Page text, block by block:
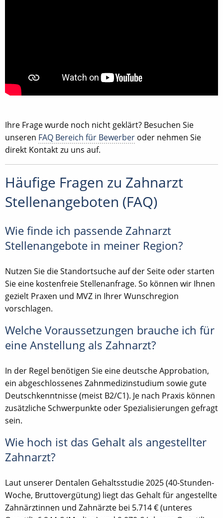
Ihre Frage wurde noch nicht geklärt? Besuchen Sie
unseren FAQ Bereich für Bewerber oder nehmen Sie
direkt Kontakt zu uns auf.
Häufige Fragen zu Zahnarzt
Stellenangeboten (FAQ)
Wie finde ich passende Zahnarzt
Stellenangebote in meiner Region?
Nutzen Sie die Standortsuche auf der Seite oder starten
Sie eine kostenfreie Stellenanfrage. So können wir Ihnen
gezielt Praxen und MVZ in Ihrer Wunschregion
vorschlagen.
Welche Voraussetzungen brauche ich für
eine Anstellung als Zahnarzt?
In der Regel benötigen Sie eine deutsche Approbation,
ein abgeschlossenes Zahnmedizinstudium sowie gute
Deutschkenntnisse (meist B2/C1). Je nach Praxis können
zusätzliche Schwerpunkte oder Spezialisierungen gefragt
sein.
Wie hoch ist das Gehalt als angestellter
Zahnarzt?
Laut unserer Dentalen Gehaltsstudie 2025 (40-Stunden-
Woche, Bruttovergütung) liegt das Gehalt für angestellte
Zahnärztinnen und Zahnärzte bei 5.714 € (unteres